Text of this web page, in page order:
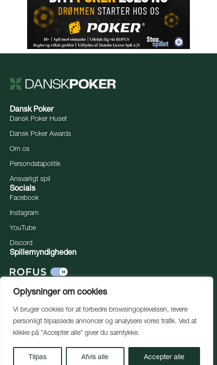
Oplysninger om cookies
Vi bruger cookies for at forbedre browsingoplevelsen, levere
personligt tilpassede annoncer og analysere vores trafik. Ved at
klikke på "Acceptér alle" giver du samtykke.
Tilpas Afvis alle Accepter alle
Dansk Poker
Dansk Poker Huset
Dansk Poker Awards
Om os
Persondatapolitik
Ansvarligt spil
Socials
Facebook
Instagram
YouTube
Discord
Spillemyndigheden